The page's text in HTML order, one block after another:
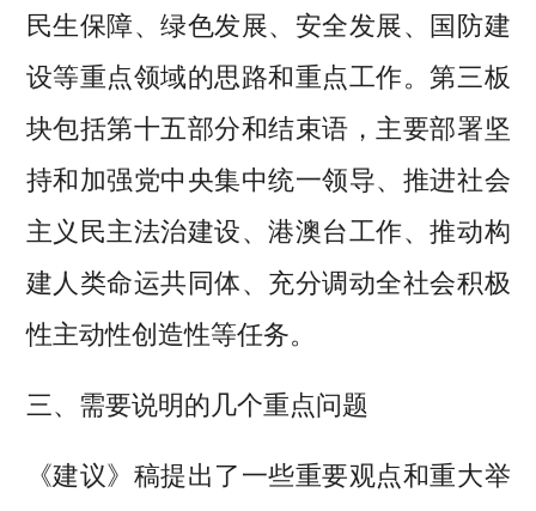
民生保障、绿色发展、安全发展、国防建
设等重点领域的思路和重点工作。第三板
块包括第十五部分和结束语，主要部署坚
持和加强党中央集中统一领导、推进社会
主义民主法治建设、港澳台工作、推动构
建人类命运共同体、充分调动全社会积极
性主动性创造性等任务。
三、需要说明的几个重点问题
《建议》稿提出了一些重要观点和重大举